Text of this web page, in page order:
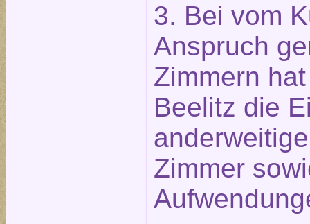
3. Bei vom
Anspruch
Zimmern
Beelitz die
Zimmer